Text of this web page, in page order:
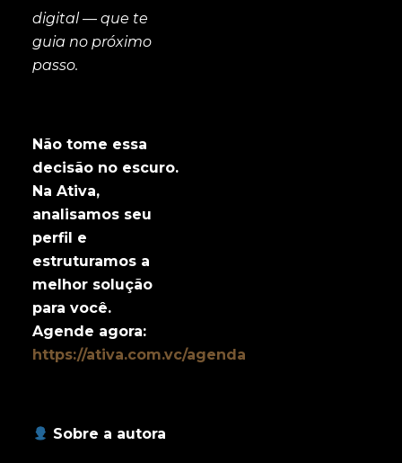
digital — que te
guia no próximo
passo.
Não tome essa
decisão no escuro.
Na Ativa,
analisamos seu
perfil e
estruturamos a
melhor solução
para você.
Agende agora:
https://ativa.com.vc/agenda
Sobre a autora